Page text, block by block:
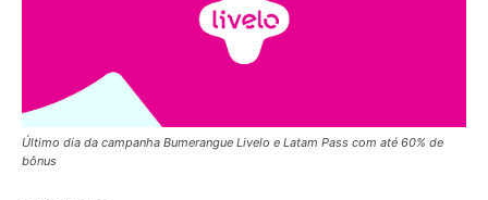
Último dia da campanha Bumerangue Livelo e Latam Pass com até 60% de
bônus